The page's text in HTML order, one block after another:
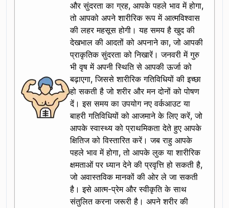
और सुंदरता का ग्रह, आपके पहले भाव में होगा,
तो आपको अपने शारीरिक रूप में आत्मविश्वास
की लहर महसूस होगी। यह समय है खुद की
देखभाल की आदतों को अपनाने का, जो आपकी
प्राकृतिक सुंदरता को निखारें। जनवरी में गुरु
भी वृष में अपनी स्थिति से आपकी ऊर्जा को
बढ़ाएगा, जिससे शारीरिक गतिविधियों की इच्छा
हो सकती है जो शरीर और मन दोनों को पोषण
दें। इस समय का उपयोग नए वर्कआउट या
बाहरी गतिविधियों को आजमाने के लिए करें, जो
आपके स्वास्थ्य को प्राथमिकता देते हुए आपके
क्षितिज को विस्तारित करें। जब राहु आपके
पहले भाव में होगा, तो आपके लुक या शारीरिक
क्षमताओं पर ध्यान देने की प्रवृत्ति हो सकती है,
जो अवास्तविक मानकों की ओर ले जा सकती
है। इसे आत्म-प्रेम और स्वीकृति के साथ
संतुलित करना जरूरी है। अपने शरीर की